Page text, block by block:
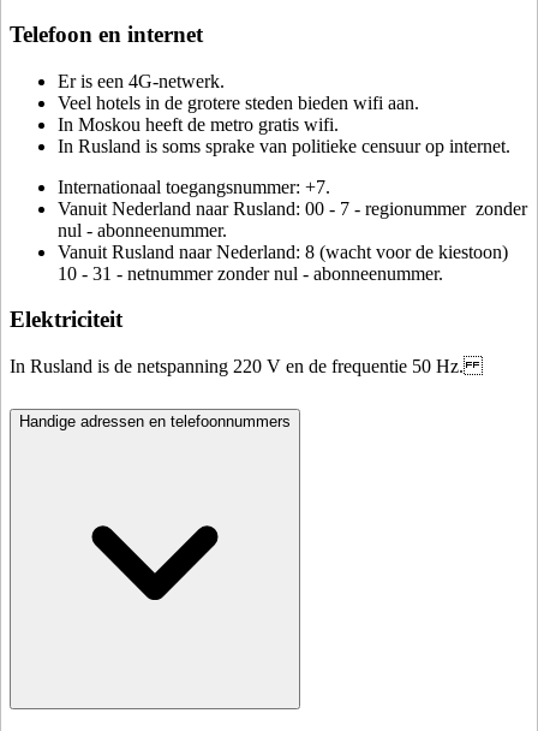
Telefoon en internet
Er is een 4G-netwerk.
Veel hotels in de grotere steden bieden wifi aan.
In Moskou heeft de metro gratis wifi.
In Rusland is soms sprake van politieke censuur op internet.
Internationaal toegangsnummer: +7.
Vanuit Nederland naar Rusland: 00 - 7 - regionummer zonder
nul - abonneenummer.
Vanuit Rusland naar Nederland: 8 (wacht voor de kiestoon)
10 - 31 - netnummer zonder nul - abonneenummer.
Elektriciteit
In Rusland is de netspanning 220 V en de frequentie 50 Hz.
Handige adressen en telefoonnummers